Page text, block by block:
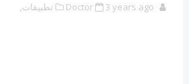
Doctor 3 years ago تطبيقات,